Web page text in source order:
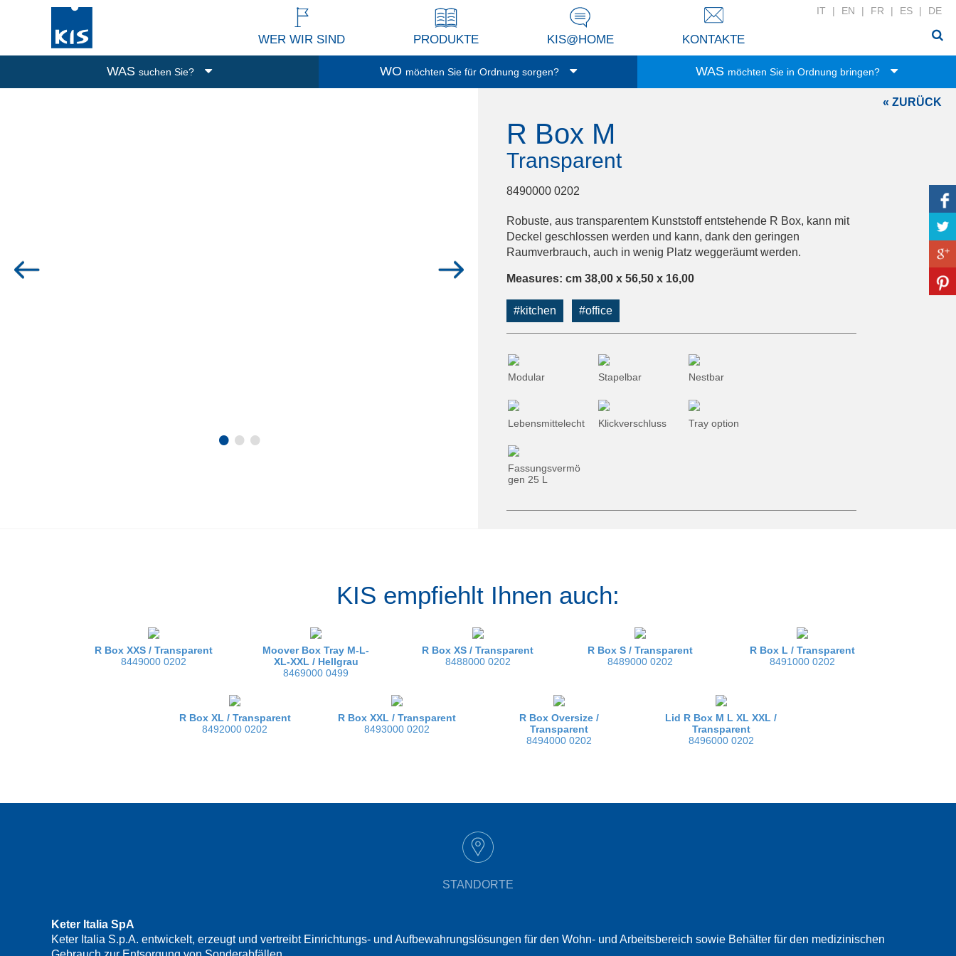
IT | EN | FR | ES | DE
WER WIR SIND PRODUKTE KIS@HOME KONTAKTE
WAS suchen Sie? WO möchten Sie für Ordnung sorgen?
Wäsche
Zubehör
Bad-Zubehör
Haushaltswäsche
WAS möchten Sie in Ordnung bringen?
•••
« ZURÜCK
R Box M
Transparent
8490000 0202
Robuste, aus transparentem Kunststoff entstehende R Box, kann mit
Deckel geschlossen werden und kann, dank den geringen
Raumverbrauch, auch in wenig Platz weggeräumt werden.
Measures: cm 38,00 x 56,50 x 16,00
#kitchen #office
Modular Stapelbar Nestbar
Lebensmittelecht Klickverschluss Tray option
Fassungsvermö
gen 25 L
KIS empfiehlt Ihnen auch:
R Box XXS /Transparent
8449000 0202
Moover Box Tray M-L-
XL-XXL / Hellgrau
8469000 0499
R Box XS /Transparent
8488000 0202
R Box S / Transparent
8489000 0202
R Box L / Transparent
8491000 0202
R Box XL / Transparent
8492000 0202
R Box XXL / Transparent
8493000 0202
R Box Oversize /
Transparent
8494000 0202
Lid R Box M L XL XXL /
Transparent
8496000 0202
STANDORTE
Keter Italia SpA
Keter Italia S.p.A. entwickelt, erzeugt und vertreibt Einrichtungs- und Aufbewahrungslösungen für den Wohn- und Arbeitsbereich sowie Behälter für den medizinischen